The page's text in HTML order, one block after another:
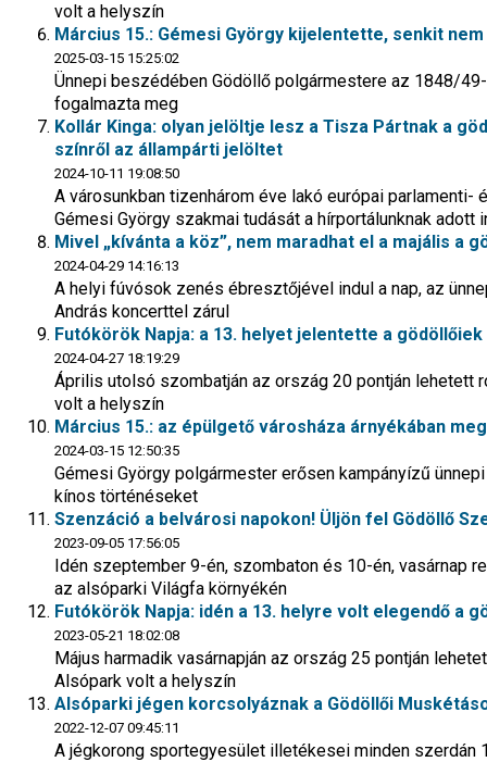
volt a helyszín
Március 15.: Gémesi György kijelentette, senkit
2025-03-15 15:25:02
Ünnepi beszédében Gödöllő polgármestere az 1848/
fogalmazta meg
Kollár Kinga: olyan jelöltje lesz a Tisza Pártnak a
színről az állampárti jelöltet
2024-10-11 19:08:50
A városunkban tizenhárom éve lakó európai
Gémesi György szakmai tudását a hírportálunknak adott
Mivel „kívánta a köz”, nem maradhat el a majális a
2024-04-29 14:16:13
A helyi fúvósok zenés ébresztőjével indul a nap, az
András koncerttel zárul
Futókörök Napja: a 13. helyet jelentette a
2024-04-27 18:19:29
Április utolsó szombatján az ország 20 pontján lehetett
volt a helyszín
Március 15.: az épülgető városháza árnyékában
2024-03-15 12:50:35
Gémesi György polgármester erősen kampányízű
kínos történéseket
Szenzáció a belvárosi napokon! Üljön fel Gödöllő
2023-09-05 17:56:05
Idén szeptember 9-én, szombaton és 10-én, vasárnap
az alsóparki Világfa környékén
Futókörök Napja: idén a 13. helyre volt elegendő a
2023-05-21 18:02:08
Május harmadik vasárnapján az ország 25 pontján
Alsópark volt a helyszín
Alsóparki jégen korcsolyáznak a Gödöllői
2022-12-07 09:45:11
A jégkorong sportegyesület illetékesei minden szerdán